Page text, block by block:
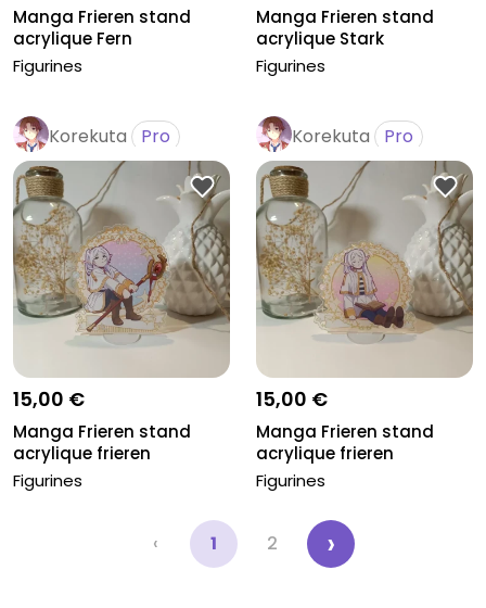
Manga Frieren stand
acrylique Fern
Figurines
Manga Frieren stand
acrylique Stark
Figurines
Korekuta Pro
15,00 €
Manga Frieren stand
acrylique frieren
Figurines
Korekuta Pro
15,00 €
Manga Frieren stand
acrylique frieren
Figurines
‹ 1 2 ›